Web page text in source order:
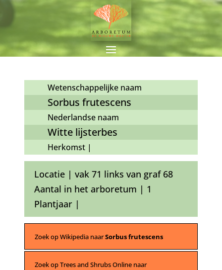
Wetenschappelijke naam
Sorbus frutescens
Nederlandse naam
Witte lijsterbes
Herkomst |
Locatie | vak 71 links van graf 68
Aantal in het arboretum | 1
Plantjaar |
Zoek op Wikipedia naarSorbus frutescens
Zoek op Trees and Shrubs Online naar